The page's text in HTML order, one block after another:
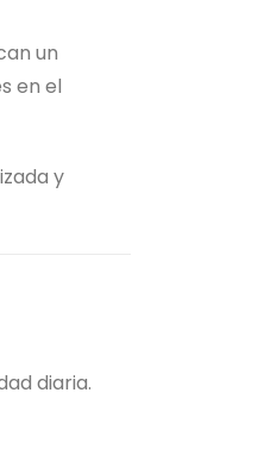
un
en el
y
diaria.